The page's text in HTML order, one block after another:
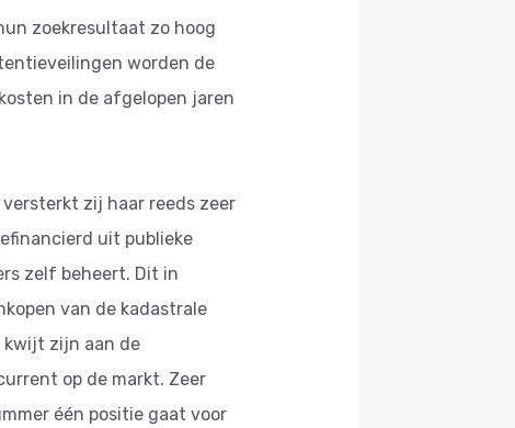
zoekresultaat zo hoog
worden de
in de afgelopen jaren
zij haar reeds zeer
uit publieke
zelf beheert. Dit in
van de kadastrale
kwijt zijn aan de
op de markt. Zeer
één positie gaat voor